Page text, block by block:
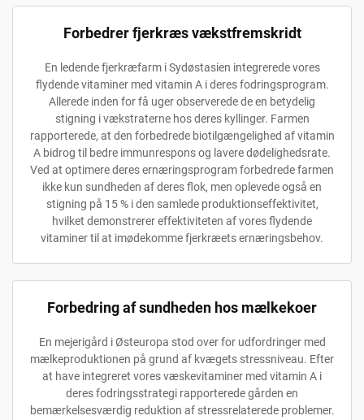
Forbedrer fjerkræs vækstfremskridt
En ledende fjerkræfarm i Sydøstasien integrerede vores
flydende vitaminer med vitamin A i deres fodringsprogram.
Allerede inden for få uger observerede de en betydelig
stigning i vækstraterne hos deres kyllinger. Farmen
rapporterede, at den forbedrede biotilgængelighed af vitamin
A bidrog til bedre immunrespons og lavere dødelighedsrate.
Ved at optimere deres ernæringsprogram forbedrede farmen
ikke kun sundheden af deres flok, men oplevede også en
stigning på 15 % i den samlede produktionseffektivitet,
hvilket demonstrerer effektiviteten af vores flydende
vitaminer til at imødekomme fjerkræets ernæringsbehov.
Forbedring af sundheden hos mælkekoer
En mejerigård i Østeuropa stod over for udfordringer med
mælkeproduktionen på grund af kvægets stressniveau. Efter
at have integreret vores væskevitaminer med vitamin A i
deres fodringsstrategi rapporterede gården en
bemærkelsesværdig reduktion af stressrelaterede problemer.